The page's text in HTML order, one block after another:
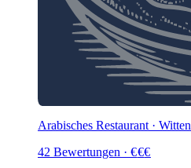
Arabisches Restaurant · Witten
42 Bewertungen · €€€